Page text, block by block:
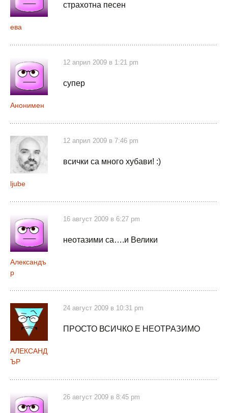
ева
страхотна песен
Анонимен
12 април 2009 в 1:21 pm
супер
ljube
12 април 2009 в 7:46 pm
всички са много хубави! :)
Александъ
р
16 август 2009 в 6:27 pm
неотазими са….и Велики
АЛЕКСАНД
ЪР
24 август 2009 в 10:31 pm
ПРОСТО ВСИЧКО Е НЕОТРАЗИМО
26 август 2009 в 8:45 pm